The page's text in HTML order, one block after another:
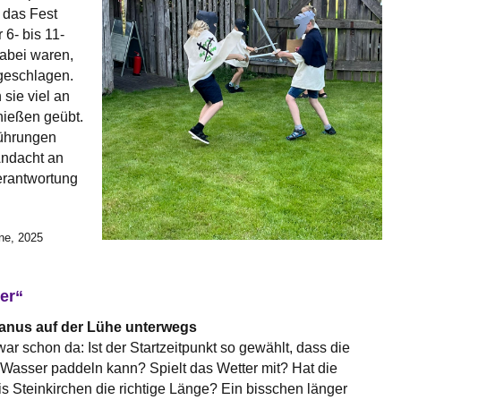
Fest
6- bis 11-
waren,
sie viel an
geübt.
an
2025
auf der Lühe unterwegs
schon da: Ist der Startzeitpunkt so gewählt, dass die
paddeln kann? Spielt das Wetter mit? Hat die
Steinkirchen die richtige Länge? Ein bisschen länger